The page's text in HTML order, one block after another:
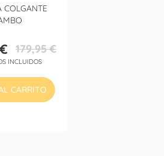
COLGANTE
Precio
Precio
base
179,95 €
INCLUIDOS
CARRITO